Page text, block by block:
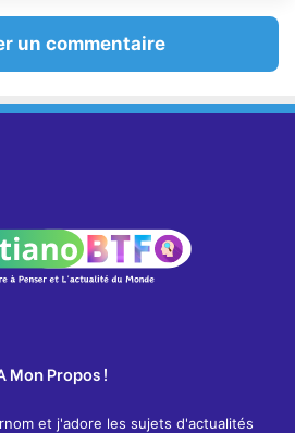
un commentaire
Mon Propos !
et j'adore les sujets d'actualités